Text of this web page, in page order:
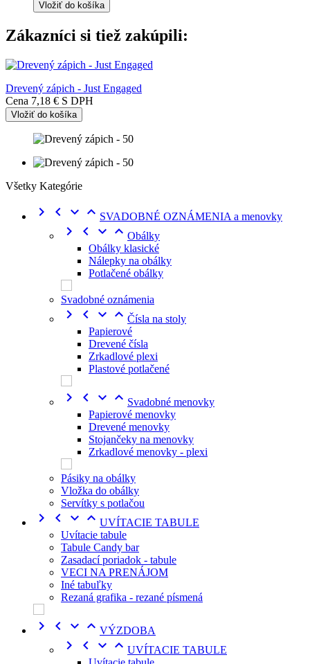
Vložiť do košíka
Zákazníci si tiež zakúpili:
Drevený zápich - Just Engaged
Cena 7,18 € S DPH
Vložiť do košíka
Všetky Kategórie
    SVADOBNÉ OZNÁMENIA a menovky
    Obálky
Obálky klasické
Nálepky na obálky
Potlačené obálky
Svadobné oznámenia
    Čísla na stoly
Papierové
Drevené čísla
Zrkadlové plexi
Plastové potlačené
    Svadobné menovky
Papierové menovky
Drevené menovky
Stojančeky na menovky
Zrkadlové menovky - plexi
Pásiky na obálky
Vložka do obálky
Servítky s potlačou
    UVÍTACIE TABULE
Uvítacie tabule
Tabule Candy bar
Zasadací poriadok - tabule
VECI NA PRENÁJOM
Iné tabuľky
Rezaná grafika - rezané písmená
    VÝZDOBA
    UVÍTACIE TABULE